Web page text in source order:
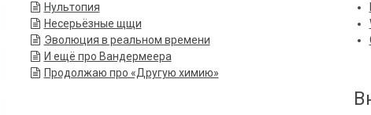
Нультопия
Несерьёзные щщи
Эволюция в реальном времени
И ещё про Вандермеера
Продолжаю про «Другую химию»